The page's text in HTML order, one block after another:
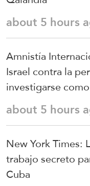
about 5 hours
Amnistía
Israel contra la
investigarse
about 5 hours
New York Times:
trabajo secreto
Cuba